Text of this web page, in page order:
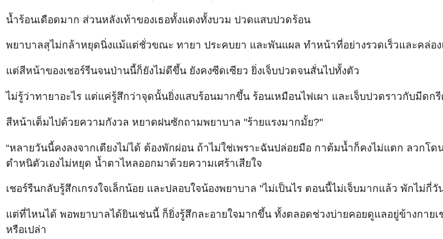
น้ำร้อนเดือดมาก ส่วนหลังเท้าของเธอทั้งแดงทั้งบวม ปวดแสบปวดร้อน
พยาบาลสุไม่กล้าหยุดนิ่งแม้แต่ชั่วขณะ ทายา ประคบยา และพันแผล ทำหน้าที่อย่างรวดเร็วและคล่อ
แต่สีหน้าของเชอร์รีนจนป่านนี้ก็ยังไม่ดีขึ้น ยังคงซีดเซียว ยิ่งเจ็บปวดจนสั่นไปทั้งตัว
ไม่รู้ว่าทายาอะไร แต่แค่รู้สึกว่าจุดนั้นยิ่งแสบร้อนมากขึ้น ร้อนเหมือนไฟเผา และเจ็บปวดราวกับมีดก
สีหน้าเต็มไปด้วยความกังวล หยาดฝนซักถามพยาบาล "ร้ายแรงมากมั้ย?"
“หลายวันนี้คงลงจากเตียงไม่ได้ ต้องพักผ่อน ถ้าไม่ใช่เพราะฉันปล่อยมือ กาต้มน้ำก็คงไม่แตก ลวกโ
ตำหนิตัวเองไม่หยุด น้ำตาไหลออกมาด้วยความเศร้าเสียใจ
เชอร์รีนกลับรู้สึกเกรงใจเล็กน้อย และปลอบใจน้องพยาบาล "ไม่เป็นไร ตอนนี้ไม่เจ็บมากแล้ว พักไม่
แต่ที่ไหนได้ พอพยาบาลได้ยินเช่นนี้ ก็ยิ่งรู้สึกละอายใจมากขึ้น ทั้งตลอดช่วงบ่ายคอยดูแลอยู่ข้างกาย
หรือเปล่า